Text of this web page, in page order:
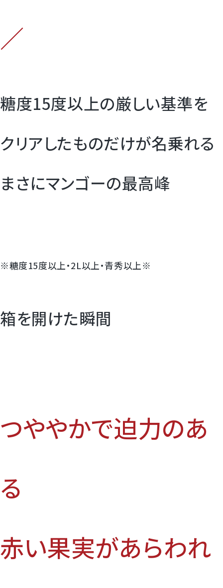
／
糖度15度以上の厳しい基準を
クリアしたものだけが名乗れる
まさにマンゴーの最高峰
※糖度15度以上・2L以上・青秀以上※
箱を開けた瞬間
つややかで迫力のあ
る
赤い果実があらわれ